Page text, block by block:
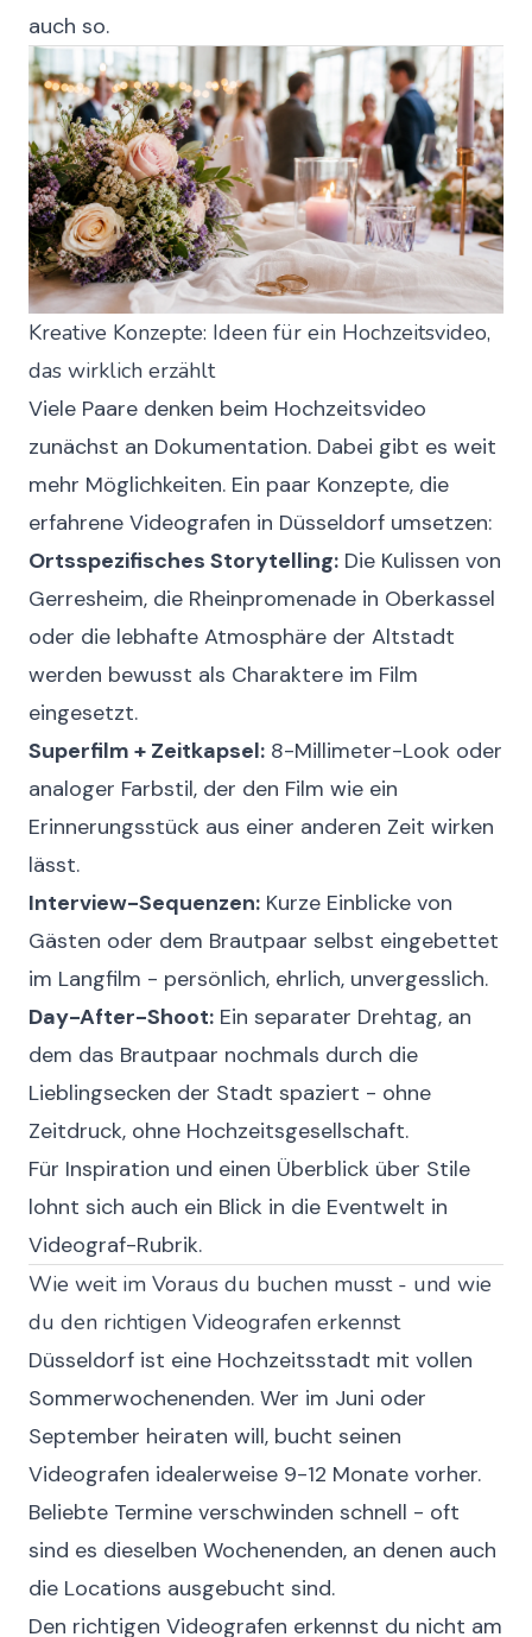
auch so.
Kreative Konzepte: Ideen für ein Hochzeitsvideo,
das wirklich erzählt
Viele Paare denken beim Hochzeitsvideo
zunächst an Dokumentation. Dabei gibt es weit
mehr Möglichkeiten. Ein paar Konzepte, die
erfahrene Videografen in Düsseldorf umsetzen:
Ortsspezifisches Storytelling: Die Kulissen von
Gerresheim, die Rheinpromenade in Oberkassel
oder die lebhafte Atmosphäre der Altstadt
werden bewusst als Charaktere im Film
eingesetzt.
Superfilm + Zeitkapsel: 8-Millimeter-Look oder
analoger Farbstil, der den Film wie ein
Erinnerungsstück aus einer anderen Zeit wirken
lässt.
Interview-Sequenzen: Kurze Einblicke von
Gästen oder dem Brautpaar selbst eingebettet
im Langfilm - persönlich, ehrlich, unvergesslich.
Day-After-Shoot: Ein separater Drehtag, an
dem das Brautpaar nochmals durch die
Lieblingsecken der Stadt spaziert - ohne
Zeitdruck, ohne Hochzeitsgesellschaft.
Für Inspiration und einen Überblick über Stile
lohnt sich auch ein Blick in die Eventwelt in
Videograf-Rubrik.
Wie weit im Voraus du buchen musst - und wie
du den richtigen Videografen erkennst
Düsseldorf ist eine Hochzeitsstadt mit vollen
Sommerwochenenden. Wer im Juni oder
September heiraten will, bucht seinen
Videografen idealerweise 9-12 Monate vorher.
Beliebte Termine verschwinden schnell - oft
sind es dieselben Wochenenden, an denen auch
die Locations ausgebucht sind.
Den richtigen Videografen erkennst du nicht am